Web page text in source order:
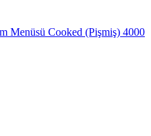
Menüsü Cooked (Pişmiş) 4000